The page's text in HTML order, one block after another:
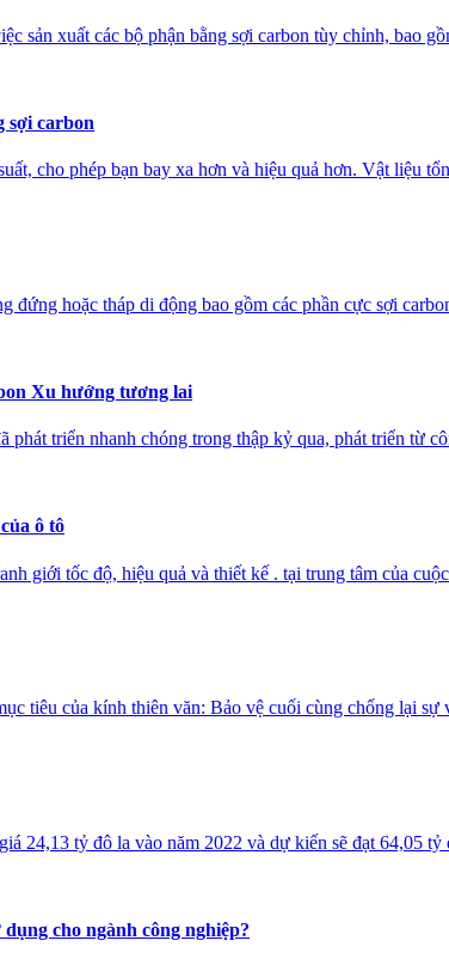
sản xuất các bộ phận bằng sợi carbon tùy chỉnh, bao
sợi carbon
cho phép bạn bay xa hơn và hiệu quả hơn. Vật liệu
đứng hoặc tháp di động bao gồm các phần cực sợi
Xu hướng tương lai
triển nhanh chóng trong thập kỷ qua, phát triển từ
ô tô
giới tốc độ, hiệu quả và thiết kế . tại trung tâm của
tiêu của kính thiên văn: Bảo vệ cuối cùng chống lại sự
24,13 tỷ đô la vào năm 2022 và dự kiến ​​sẽ đạt 64,05
cho ngành công nghiệp?